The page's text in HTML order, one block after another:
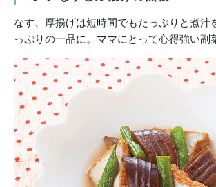
なす、厚揚げは短時間でもたっぷりと煮汁
っぷりの一品に。ママにとって心得強い副